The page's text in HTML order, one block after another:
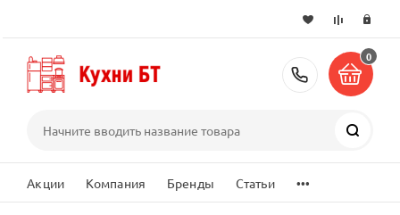
+7 (495)
0
Акции Компания Бренды Статьи ...